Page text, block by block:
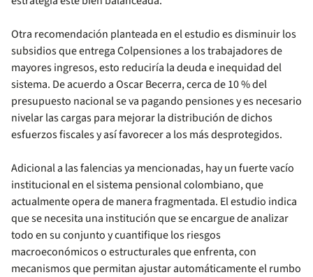
Otra recomendación planteada en el estudio es disminuir los
subsidios que entrega Colpensiones a los trabajadores de
mayores ingresos, esto reduciría la deuda e inequidad del
sistema. De acuerdo a Oscar Becerra, cerca de 10 % del
presupuesto nacional se va pagando pensiones y es necesario
nivelar las cargas para mejorar la distribución de dichos
esfuerzos fiscales y así favorecer a los más desprotegidos.
Adicional a las falencias ya mencionadas, hay un fuerte vacío
institucional en el sistema pensional colombiano, que
actualmente opera de manera fragmentada. El estudio indica
que se necesita una institución que se encargue de analizar
todo en su conjunto y cuantifique los riesgos
macroeconómicos o estructurales que enfrenta, con
mecanismos que permitan ajustar automáticamente el rumbo